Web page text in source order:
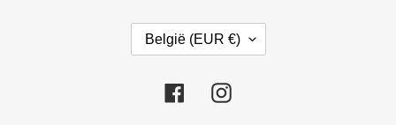
België (EUR €)
FacebookInstagram